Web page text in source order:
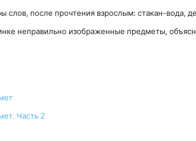
слов, после прочтения взрослым: стакан-вода,
неправильно изображенные предметы,
Часть 2